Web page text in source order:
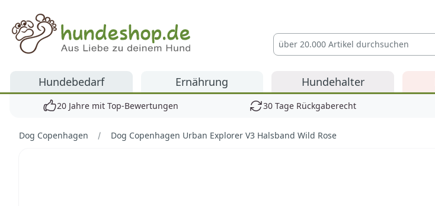
Hundeshop.de
Hundebedarf Ernährung Hundehalter
20 Jahre mit Top-Bewertungen 30 Tage Rückgaberecht
Dog Copenhagen Dog Copenhagen Urban Explorer V3 Halsband Wild Rose